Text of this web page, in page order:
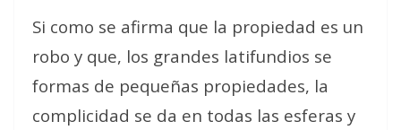
Si como se afirma que la propiedad es un
robo y que, los grandes latifundios se
formas de pequeñas propiedades, la
complicidad se da en todas las esferas y